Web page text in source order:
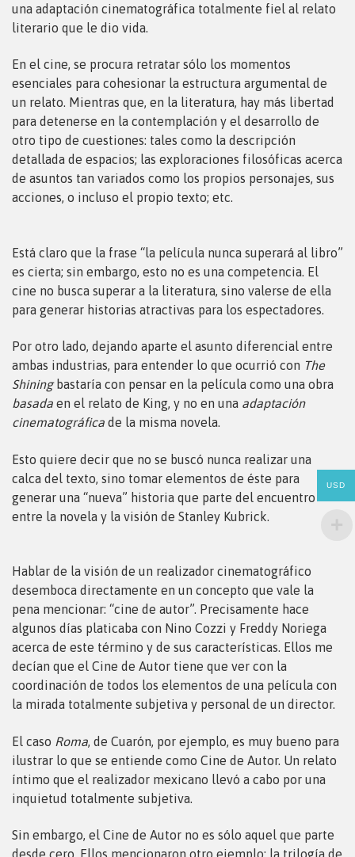
una adaptación cinematográfica totalmente fiel al relato
literario que le dio vida.
En el cine, se procura retratar sólo los momentos
esenciales para cohesionar la estructura argumental de
un relato. Mientras que, en la literatura, hay más libertad
para detenerse en la contemplación y el desarrollo de
otro tipo de cuestiones: tales como la descripción
detallada de espacios; las exploraciones filosóficas acerca
de asuntos tan variados como los propios personajes, sus
acciones, o incluso el propio texto; etc.
Está claro que la frase “la película nunca superará al libro”
es cierta; sin embargo, esto no es una competencia. El
cine no busca superar a la literatura, sino valerse de ella
para generar historias atractivas para los espectadores.
Por otro lado, dejando aparte el asunto diferencial entre
ambas industrias, para entender lo que ocurrió con The
Shiningbastaría con pensar en la película como una obra
basada en el relato de King, y no en una adaptación
cinematográfica de la misma novela.
Esto quiere decir que no se buscó nunca realizar una
calca del texto, sino tomar elementos de éste para
generar una “nueva” historia que parte del encuentro
entre la novela y la visión de Stanley Kubrick.
Hablar de la visión de un realizador cinematográfico
desemboca directamente en un concepto que vale la
pena mencionar: “cine de autor”. Precisamente hace
algunos días platicaba con Nino Cozzi y Freddy Noriega
acerca de este término y de sus características. Ellos me
decían que el Cine de Autor tiene que ver con la
coordinación de todos los elementos de una película con
la mirada totalmente subjetiva y personal de un director.
El caso Roma, de Cuarón, por ejemplo, es muy bueno para
ilustrar lo que se entiende como Cine de Autor. Un relato
íntimo que el realizador mexicano llevó a cabo por una
inquietud totalmente subjetiva.
Sin embargo, el Cine de Autor no es sólo aquel que parte
desde cero. Ellos mencionaron otro ejemplo: la trilogía de
USD